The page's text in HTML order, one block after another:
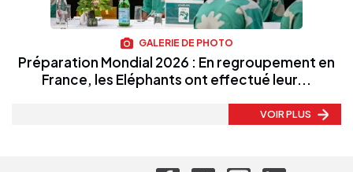
GALERIE DE PHOTO
Préparation Mondial 2026 : En regroupement en
France, les Eléphants ont effectué leur...
VOIR PLUS